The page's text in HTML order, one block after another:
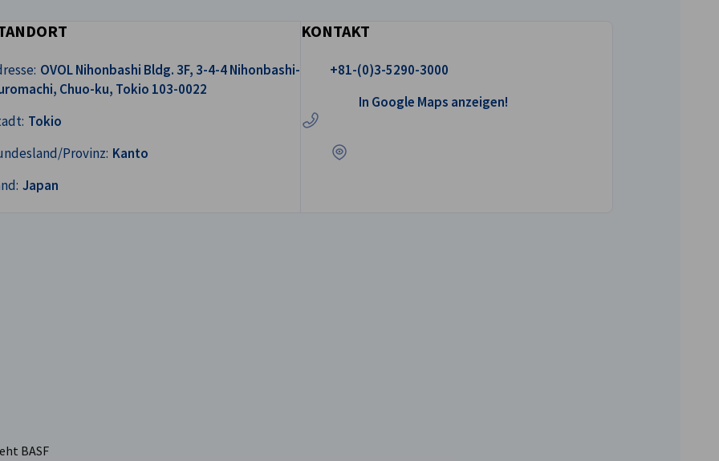
OVOL Nihonbashi Bldg. 3F, 3-4-4 Nihonbashi-
Chuo-ku, Tokio 103-0022
Tokio
Provinz: Kanto
Japan
KONTAKT
Rufen Sie uns an!
+81-(0)3-5290-3000
In Google Maps öffnen!
In Google Maps anzeigen!
BASF